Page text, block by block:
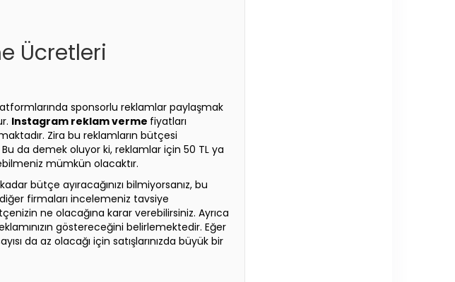
Ücretleri
sponsorlu reklamlar paylaşmak
Instagram reklam verme fiyatları
Zira bu reklamların bütçesi
da demek oluyor ki, reklamlar için 50 TL ya
mümkün olacaktır.
bütçe ayıracağınızı bilmiyorsanız, bu
firmaları incelemeniz tavsiye
ne olacağına karar verebilirsiniz. Ayrıca
göstereceğini belirlemektedir. Eğer
da az olacağı için satışlarınızda büyük bir